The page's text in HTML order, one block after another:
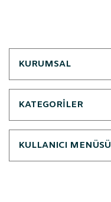
KURUMSAL
KATEGORİLER
KULLANICI MENÜSÜ